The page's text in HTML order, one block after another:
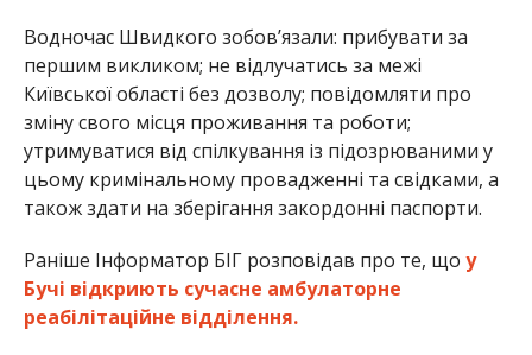
Водночас Швидкого зобовʼязали: прибувати за
першим викликом; не відлучатись за межі
Київської області без дозволу; повідомляти про
зміну свого місця проживання та роботи;
утримуватися від спілкування із підозрюваними у
цьому кримінальному провадженні та свідками, а
також здати на зберігання закордонні паспорти.
Раніше Інформатор БІГ розповідав про те, що у
Бучі відкриють сучасне амбулаторне
реабілітаційне відділення.